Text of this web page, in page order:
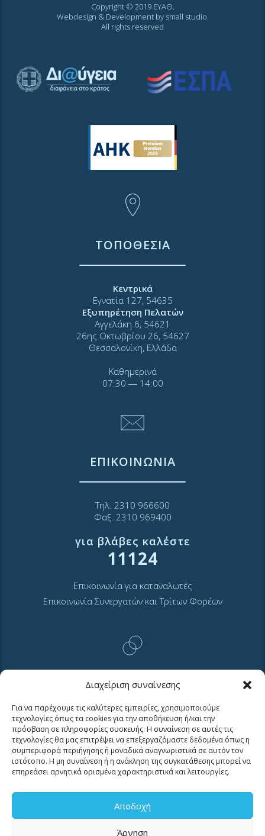
Διαχείριση συναίνεσης
Για να παρέχουμε τις καλύτερες εμπειρίες, χρησιμοποιούμε
τεχνολογίες όπως τα cookies για την αποθήκευση ή/και την
πρόσβαση σε πληροφορίες συσκευής. Η συναίνεση σε αυτές τις
τεχνολογίες θα μας επιτρέψει να επεξεργαζόμαστε δεδομένα όπως η
συμπεριφορά περιήγησης ή μοναδικά αναγνωριστικά σε αυτόν τον
ιστότοπο. Η μη συναίνεση ή η ανάκληση της συγκατάθεσης μπορεί να
επηρεάσει αρνητικά ορισμένα χαρακτηριστικά και λειτουργίες.
Αποδοχή
Άρνηση
Copyright © 2019 ΕΥΑΘ.
Webdesign & Development by small studio.
All rights reserved
ΤΟΠΟΘΕΣΙΑ
Κεντρικά
Εγνατία 127, 54635
Εξυπηρέτηση Πελατών
Αγγελάκη 6, 54621
26ης Οκτωβρίου 26, 54627
Θεσσαλονίκη, Ελλάδα
Καθημερινά
07:30 ― 14:00
ΕΠΙΚΟΙΝΩΝΙΑ
Τηλ. 2310 966600
Φαξ. 2310 969400
για βλάβες καλέστε
11124
Επικοινωνία για καταναλωτές
Επικοινωνία Συνεργατών και Τρίτων Φορέων
ΧΡΗΣΙΜΑ LINKS
Νέα
Μουσείο Ύδρευσης ΕΥΑΘ
Ιστορία της ΕΥΑΘ
Ποιότητα του νερού
GDPR και προσωπικά δεδομένα
Sitemap